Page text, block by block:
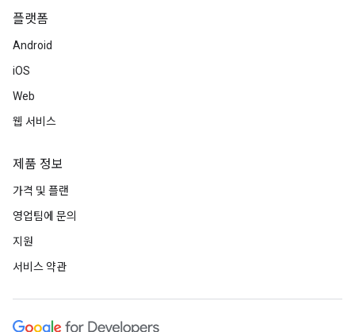
플랫폼
Android
iOS
Web
웹 서비스
제품 정보
가격 및 플랜
영업팀에 문의
지원
서비스 약관